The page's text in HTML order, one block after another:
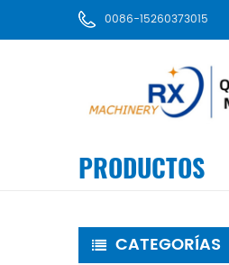
0086-15260373015
PRODUCTOS
CATEGORÍAS